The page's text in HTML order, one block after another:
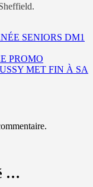
SENIORS DM1
PROMO
MET FIN À SA
…